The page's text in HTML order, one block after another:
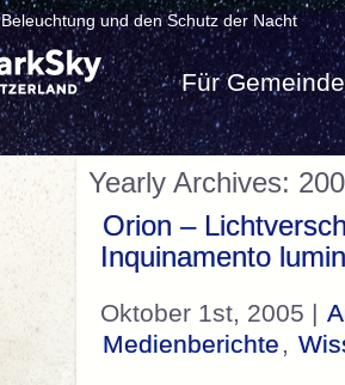
und den Schutz der Nacht
Für
Yearly Archives:
Orion –
Inquinamento
Oktober 1st, 2005 |
Medienberichte ,